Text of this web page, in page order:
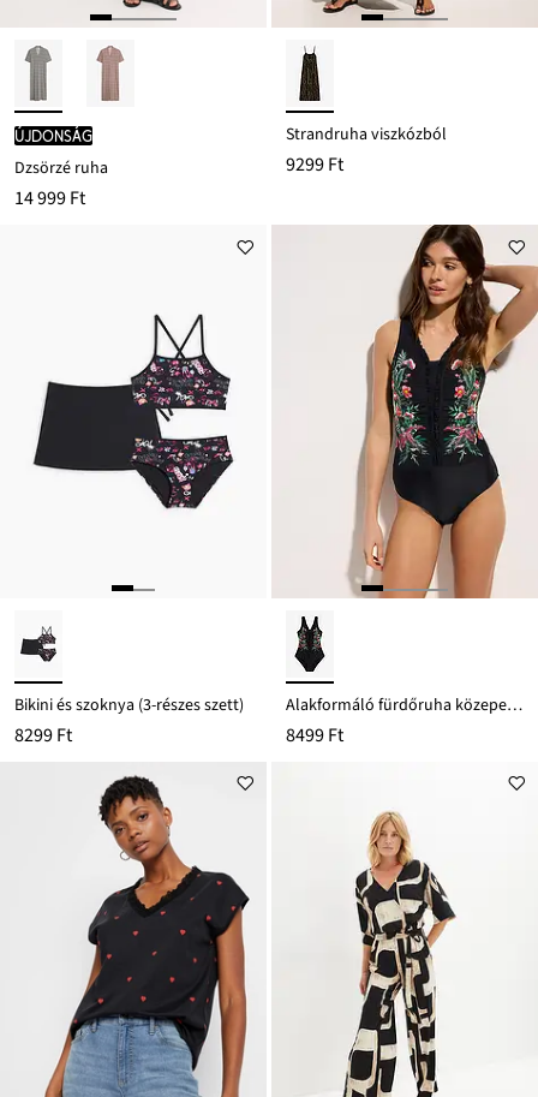
újdonság
Dzsörzé ruha
14 999 Ft
Strandruha viszkózból
9299 Ft
Bikini és szoknya (3-részes szett)
8299 Ft
Alakformáló fürdőruha közepes formáló hatással
8499 Ft